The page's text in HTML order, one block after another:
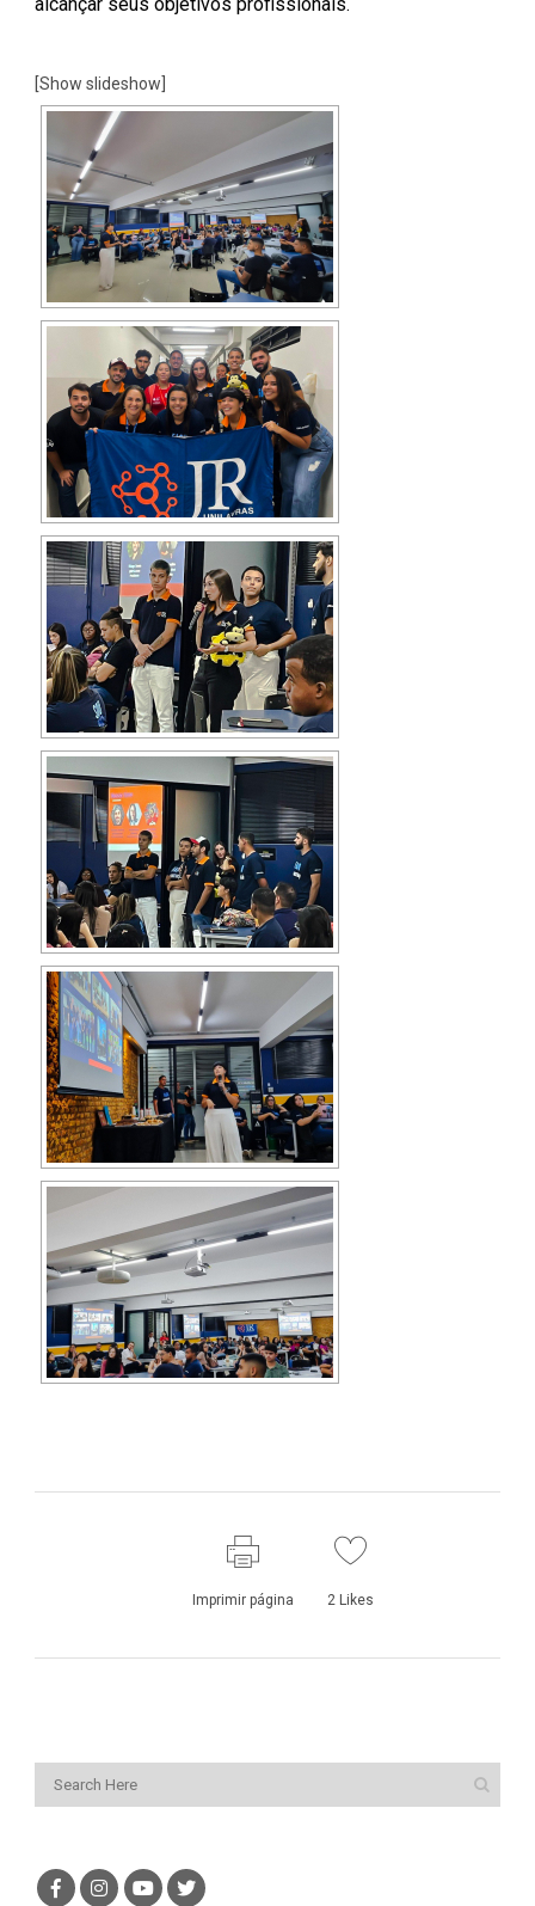
[Show slideshow]
Imprimir página 2Likes